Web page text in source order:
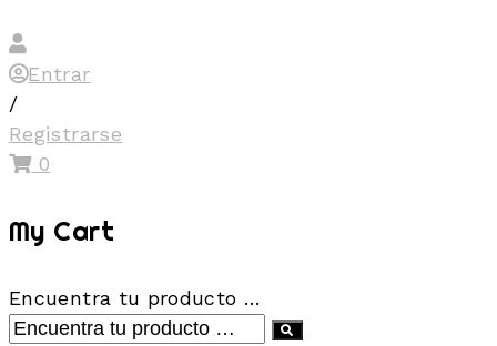
Entrar
/
Registrarse
0
My Cart
Encuentra tu producto …